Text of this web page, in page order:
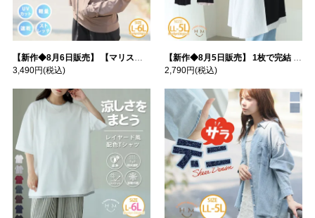
【新作◆8月6日販売】 【マリスポーツ】 運動初心者さんのための フード付き パーカー | 大きいサイズの通販ならハッピーマリリン
3,490円(税込)
【新作◆8月5日販売】 1枚で完結 袖口＆バック フハク使い トップス | 大きいサイズの通販ならハッピーマリリン
2,790円(税込)